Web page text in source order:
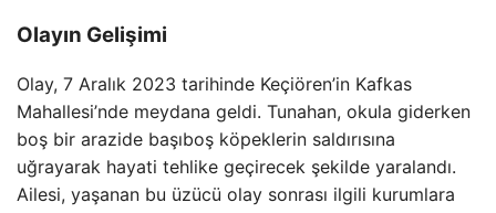
Olayın Gelişimi
Olay, 7 Aralık 2023 tarihinde Keçiören’in Kafkas
Mahallesi’nde meydana geldi. Tunahan, okula giderken
boş bir arazide başıboş köpeklerin saldırısına
uğrayarak hayati tehlike geçirecek şekilde yaralandı.
Ailesi, yaşanan bu üzücü olay sonrası ilgili kurumlara